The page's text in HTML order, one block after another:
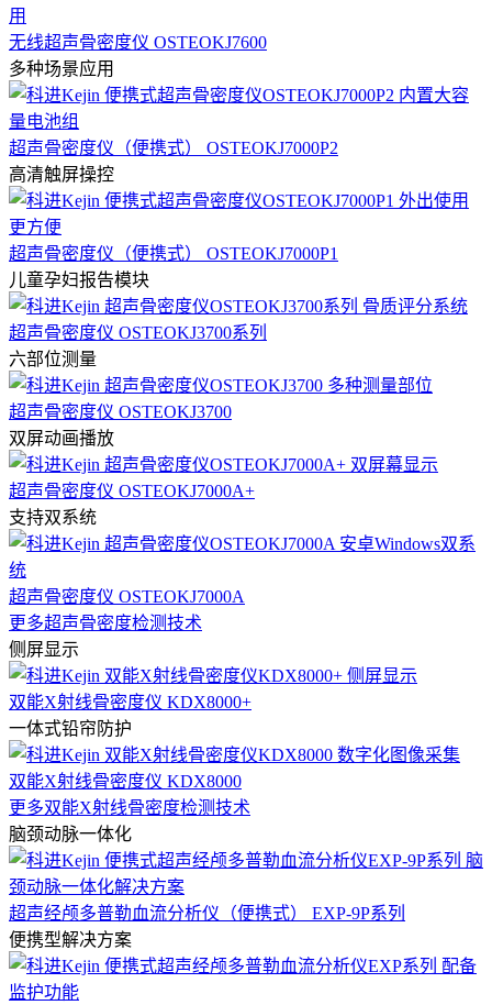
无线超声骨密度仪 OSTEOKJ7600
多种场景应用
超声骨密度仪（便携式） OSTEOKJ7000P2
高清触屏操控
超声骨密度仪（便携式） OSTEOKJ7000P1
儿童孕妇报告模块
超声骨密度仪 OSTEOKJ3700系列
六部位测量
超声骨密度仪 OSTEOKJ3700
双屏动画播放
超声骨密度仪 OSTEOKJ7000A+
支持双系统
超声骨密度仪 OSTEOKJ7000A
更多超声骨密度检测技术
侧屏显示
双能X射线骨密度仪 KDX8000+
一体式铅帘防护
双能X射线骨密度仪 KDX8000
更多双能X射线骨密度检测技术
脑颈动脉一体化
超声经颅多普勒血流分析仪（便携式） EXP-9P系列
便携型解决方案